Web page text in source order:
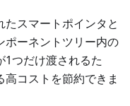
スマートポインタと
ポーネントツリー内の
1つだけ渡されるた
コストを節約できま